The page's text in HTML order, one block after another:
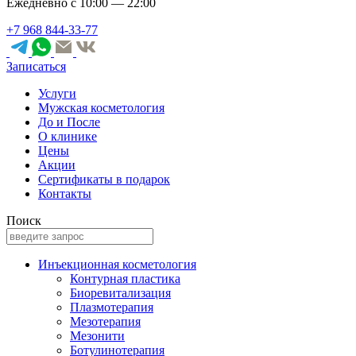
Ежедневно с 10:00 — 22:00
+7 968 844-33-77
Записаться
Услуги
Мужская косметология
До и После
О клинике
Цены
Акции
Сертификаты в подарок
Контакты
Поиск
Инъекционная косметология
Контурная пластика
Биоревитализация
Плазмотерапия
Мезотерапия
Мезонити
Ботулинотерапия